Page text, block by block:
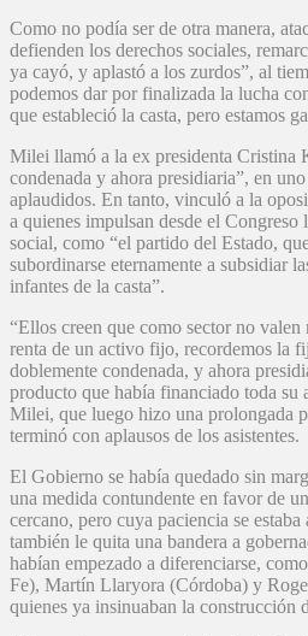
Como no podía ser de otra manera,
defienden los derechos sociales,
ya cayó, y aplastó a los zurdos”, al
podemos dar por finalizada la lucha
que estableció la casta, pero estamos
Milei llamó a la ex presidenta Cristina
condenada y ahora presidiaria”, en
aplaudidos. En tanto, vinculó a la
a quienes impulsan desde el Congreso
social, como “el partido del Estado,
subordinarse eternamente a subsidiar
infantes de la casta”.
“Ellos creen que como sector no valen
renta de un activo fijo, recordemos la
doblemente condenada, y ahora
producto que había financiado toda su
Milei, que luego hizo una prolongada
terminó con aplausos de los asistentes.
El Gobierno se había quedado sin
una medida contundente en favor de
cercano, pero cuya paciencia se
también le quita una bandera a
habían empezado a diferenciarse,
Fe), Martín Llaryora (Córdoba) y
quienes ya insinuaban la construcción